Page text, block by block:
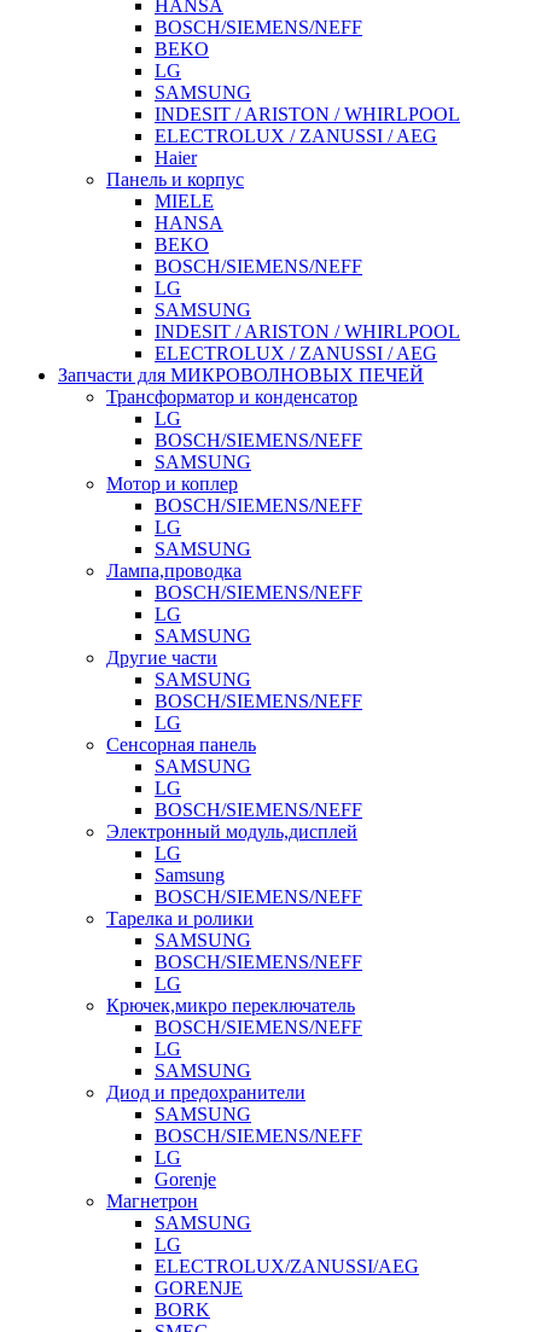
HANSA
BOSCH/SIEMENS/NEFF
BEKO
LG
SAMSUNG
INDESIT / ARISTON / WHIRLPOOL
ELECTROLUX / ZANUSSI / AEG
Haier
Панель и корпус
MIELE
HANSA
BEKO
BOSCH/SIEMENS/NEFF
LG
SAMSUNG
INDESIT / ARISTON / WHIRLPOOL
ELECTROLUX / ZANUSSI / AEG
Запчасти для МИКРОВОЛНОВЫХ ПЕЧЕЙ
Трансформатор и конденсатор
LG
BOSCH/SIEMENS/NEFF
SAMSUNG
Мотор и коплер
BOSCH/SIEMENS/NEFF
LG
SAMSUNG
Лампа,проводка
BOSCH/SIEMENS/NEFF
LG
SAMSUNG
Другие части
SAMSUNG
BOSCH/SIEMENS/NEFF
LG
Сенсорная панель
SAMSUNG
LG
BOSCH/SIEMENS/NEFF
Электронный модуль,дисплей
LG
Samsung
BOSCH/SIEMENS/NEFF
Тарелка и ролики
SAMSUNG
BOSCH/SIEMENS/NEFF
LG
Крючек,микро переключатель
BOSCH/SIEMENS/NEFF
LG
SAMSUNG
Диод и предохранители
SAMSUNG
BOSCH/SIEMENS/NEFF
LG
Gorenje
Магнетрон
SAMSUNG
LG
ELECTROLUX/ZANUSSI/AEG
GORENJE
BORK